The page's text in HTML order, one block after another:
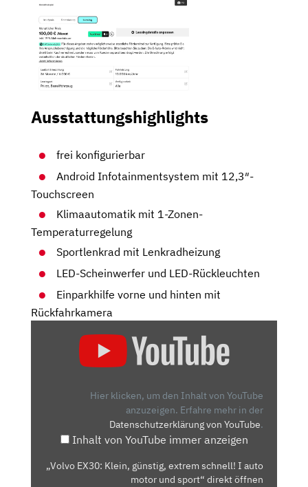
Ausstattungshighlights
frei konfigurierbar
Android Infotainmentsystem mit 12,3″-
Touchscreen
Klimaautomatik mit 1-Zonen-
Temperaturregelung
Sportlenkrad mit Lenkradheizung
LED-Scheinwerfer und LED-Rückleuchten
Einparkhilfe vorne und hinten mit
Rückfahrkamera
MOTOR
Hier klicken, um den Inhalt von YouTube
anzuzeigen. Erfahre mehr in der
Datenschutzerklärung von YouTube.
Inhalt von YouTube immer anzeigen
„Volvo EX30: Klein, günstig, extrem schnell! I auto
motor und sport“ direkt öffnen